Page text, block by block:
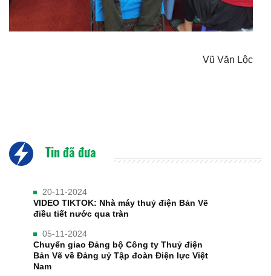
Vũ Văn Lộc
Tin đã đưa
20-11-2024
VIDEO TIKTOK: Nhà máy thuỷ điện Bản Vẽ
điều tiết nước qua tràn
05-11-2024
Chuyển giao Đảng bộ Công ty Thuỷ điện
Bản Vẽ về Đảng uỷ Tập đoàn Điện lực Việt
Nam